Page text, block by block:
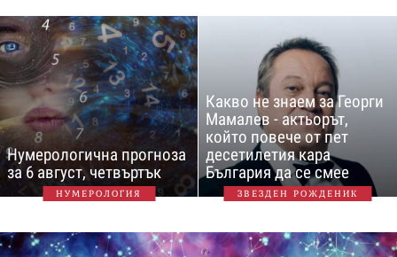
Нумерологична прогноза
за 6 август, четвъртък
НУМЕРОЛОГИЯ
Какво не знаем за Георги
Мамалев - актьорът,
който повече от пет
десетилетия кара
България да се смее
ЗВЕЗДЕН РОЖДЕНИК